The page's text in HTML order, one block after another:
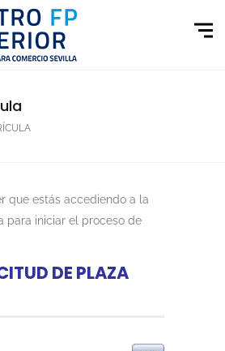
que estás accediendo a la
para iniciar el proceso de
DE PLAZA